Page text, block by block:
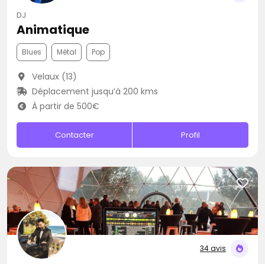
DJ
Animatique
Blues Métal Pop
Velaux (13)
Déplacement jusqu’à 200 kms
À partir de 500€
Contacter Profil
34 avis